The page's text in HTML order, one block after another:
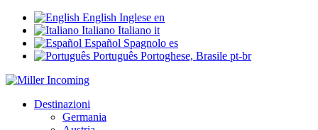
English Inglese en
Italiano Italiano it
Español Spagnolo es
Português Portoghese, Brasile pt-br
Destinazioni
Germania